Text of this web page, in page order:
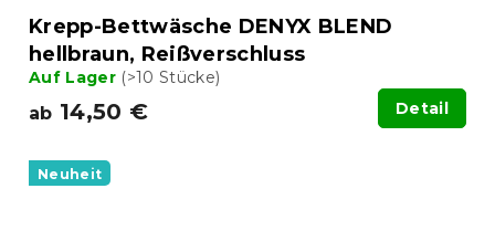
Krepp-Bettwäsche DENYX BLEND
hellbraun, Reißverschluss
Auf Lager (>10 Stücke)
ab 14,50 € Detail
Neuheit